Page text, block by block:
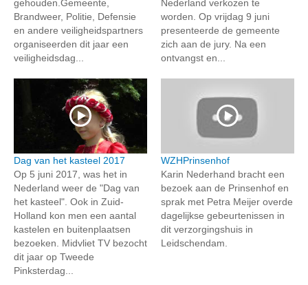
gehouden.Gemeente,
Brandweer, Politie, Defensie
en andere veiligheidspartners
organiseerden dit jaar een
veiligheidsdag...
Nederland verkozen te
worden. Op vrijdag 9 juni
presenteerde de gemeente
zich aan de jury. Na een
ontvangst en...
Dag van het kasteel 2017
Op 5 juni 2017, was het in
Nederland weer de "Dag van
het kasteel". Ook in Zuid-
Holland kon men een aantal
kastelen en buitenplaatsen
bezoeken. Midvliet TV bezocht
dit jaar op Tweede
Pinksterdag...
WZHPrinsenhof
Karin Nederhand bracht een
bezoek aan de Prinsenhof en
sprak met Petra Meijer overde
dagelijkse gebeurtenissen in
dit verzorgingshuis in
Leidschendam.